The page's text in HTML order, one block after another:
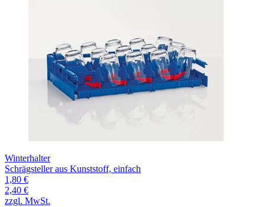
Winterhalter
Schrägsteller aus Kunststoff, einfach
1,80 €
2,40 €
zzgl. MwSt.